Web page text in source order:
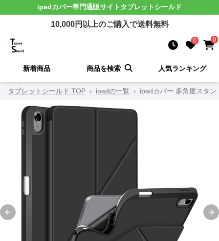
ipadカバー専門通販サイト タブレットシールド
10,000円以上のご購入で送料無料
0 0
新着商品 商品を検索 人気ランキング
タブレットシールド TOP › ipadの一覧 › ipadカバー 多角度スタ
Previous slide